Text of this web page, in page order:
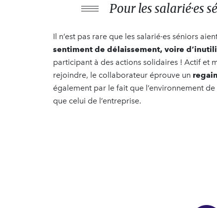
Pour les salarié·es
Il n’est pas rare que les salarié·es séniors
sentiment de délaissement, voire
participant à des actions solidaires ! Actif et
rejoindre, le collaborateur éprouve un
également par le fait que l’environnement
que celui de l’entreprise.